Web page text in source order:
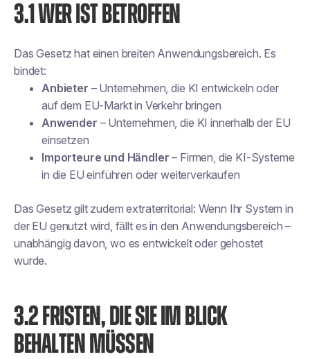
3.1 WER IST BETROFFEN
Das Gesetz hat einen breiten Anwendungsbereich. Es
bindet:
Anbieter – Unternehmen, die KI entwickeln oder
auf dem EU-Markt in Verkehr bringen
Anwender – Unternehmen, die KI innerhalb der EU
einsetzen
Importeure und Händler – Firmen, die KI-Systeme
in die EU einführen oder weiterverkaufen
Das Gesetz gilt zudem extraterritorial: Wenn Ihr System in
der EU genutzt wird, fällt es in den Anwendungsbereich –
unabhängig davon, wo es entwickelt oder gehostet
wurde.
3.2 FRISTEN, DIE SIE IM BLICK
BEHALTEN MÜSSEN